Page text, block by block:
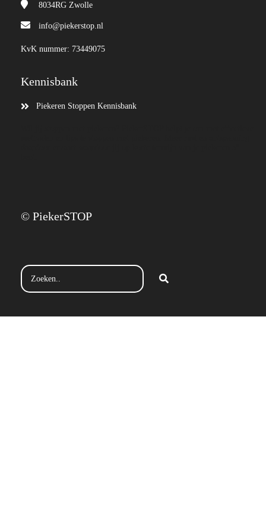
8034RG Zwolle
info@piekerstop.nl
KvK nummer: 73449075
Kennisbank
Piekeren Stoppen Kennisbank
© PiekerSTOP